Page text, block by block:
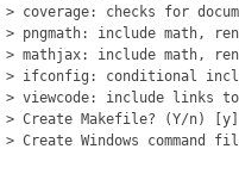
> coverage: checks for
> pngmath: include math,
> mathjax: include math,
> ifconfig: conditional
> viewcode: include links
> Create Makefile? (Y/n)
> Create Windows